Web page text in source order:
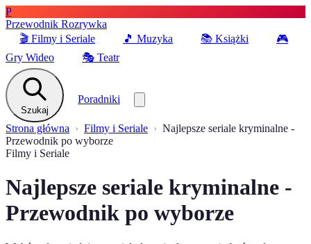
P
Przewodnik Rozrywka
🎬 Filmy i Seriale 🎵 Muzyka 📚 Książki
🎮
Gry Wideo
🎭 Teatr
Szukaj
Poradniki
Strona główna Filmy i Seriale
Najlepsze seriale kryminalne -
Przewodnik po wyborze
Filmy i Seriale
Najlepsze seriale kryminalne -
Przewodnik po wyborze